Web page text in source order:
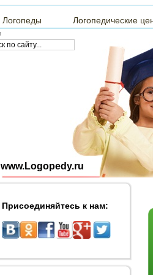
Логопеды Логопедические
www.Logopedy.ru
Присоединяйтесь к нам: